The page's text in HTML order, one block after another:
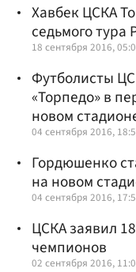
Хавбек ЦСКА
седьмого
18 сентября 2016,
Футболисты
«Торпедо» в
новом
04 сентября 2016,
Гордюшенко
на новом
04 сентября 2016,
ЦСКА заявил
чемпионов
02 сентября 2016,